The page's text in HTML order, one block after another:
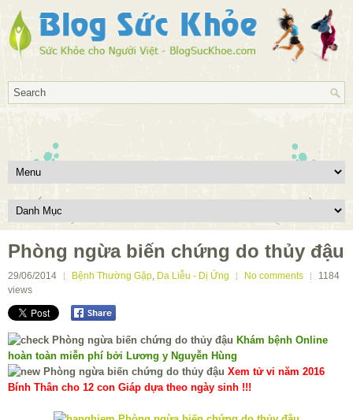
Phòng ngừa biến chứng do thủy đậu
29/06/2014 Bệnh Thường Gặp, Da Liễu - Dị Ứng No comments
1184
views
Khám bệnh Online
hoàn toàn miễn phí bởi Lương y Nguyễn Hùng
Xem tử vi năm 2016
Bính Thân cho 12 con Giáp dựa theo ngày sinh !!!